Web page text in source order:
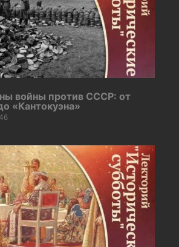
войны против СССР: от
«Кантокуэна»